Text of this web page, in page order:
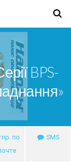
BPS-
по
SMS